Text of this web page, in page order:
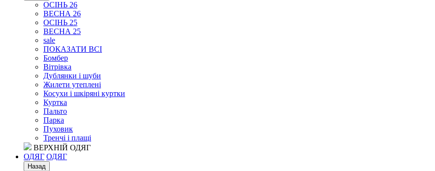
ОСІНЬ 26
ВЕСНА 26
ОСІНЬ 25
ВЕСНА 25
sale
ПОКАЗАТИ ВСІ
Бомбер
Вітрівка
Дублянки і шуби
Жилети утеплені
Косухи і шкіряні куртки
Куртка
Пальто
Парка
Пуховик
Тренчі і плащі
ВЕРХНІЙ ОДЯГ
ОДЯГ ОДЯГ
Назад